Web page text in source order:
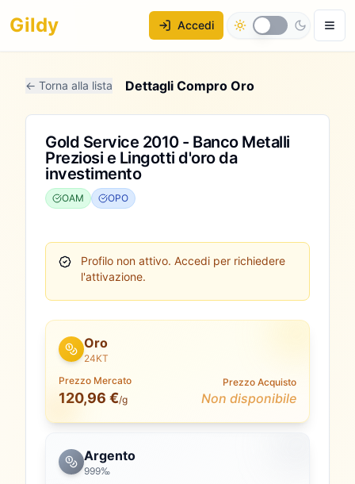
Gildy Accedi
← Torna alla lista Dettagli Compro Oro
Gold Service 2010 - Banco Metalli
Preziosi e Lingotti d'oro da
investimento
OAM OPO
Profilo non attivo. Accedi per richiedere
l'attivazione.
Oro
24KT
Prezzo Mercato
120,96 €/g
Prezzo Acquisto
Non disponibile
Argento
999‰